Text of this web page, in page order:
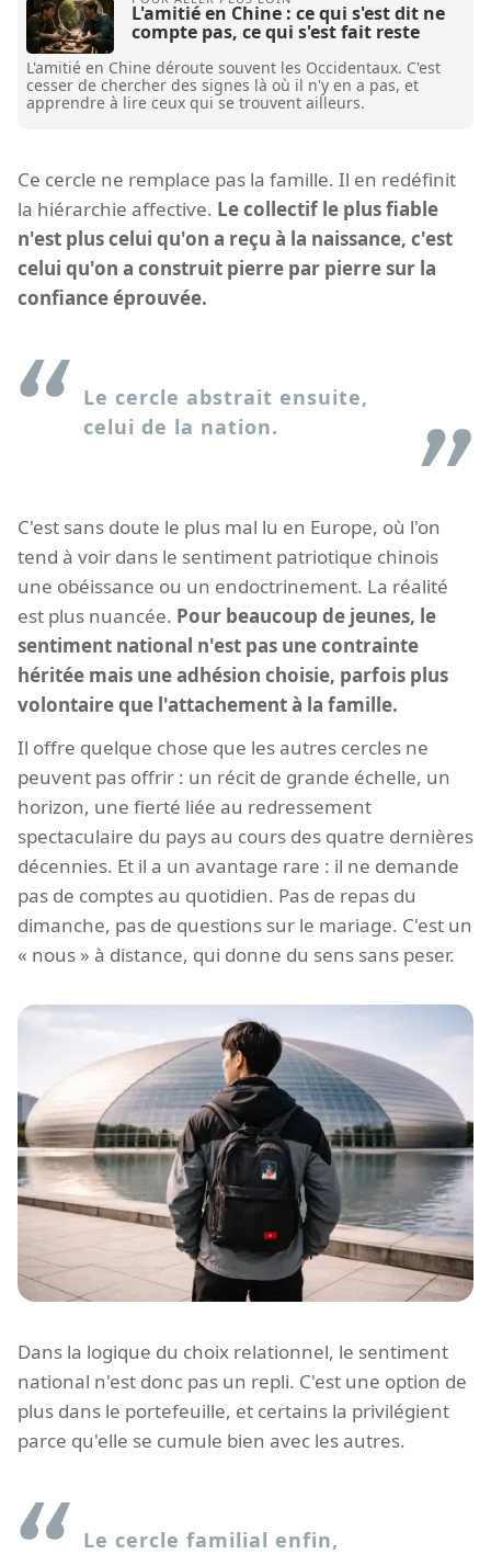
L'amitié en Chine : ce qui s'est dit ne
compte pas, ce qui s'est fait reste
L'amitié en Chine déroute souvent les Occidentaux. C'est
cesser de chercher des signes là où il n'y en a pas, et
apprendre à lire ceux qui se trouvent ailleurs.
Ce cercle ne remplace pas la famille. Il en redéfinit
la hiérarchie affective. Le collectif le plus fiable
n'est plus celui qu'on a reçu à la naissance, c'est
celui qu'on a construit pierre par pierre sur la
confiance éprouvée.
Le cercle abstrait ensuite,
celui de la nation.
C'est sans doute le plus mal lu en Europe, où l'on
tend à voir dans le sentiment patriotique chinois
une obéissance ou un endoctrinement. La réalité
est plus nuancée. Pour beaucoup de jeunes, le
sentiment national n'est pas une contrainte
héritée mais une adhésion choisie, parfois plus
volontaire que l'attachement à la famille.
Il offre quelque chose que les autres cercles ne
peuvent pas offrir : un récit de grande échelle, un
horizon, une fierté liée au redressement
spectaculaire du pays au cours des quatre dernières
décennies. Et il a un avantage rare : il ne demande
pas de comptes au quotidien. Pas de repas du
dimanche, pas de questions sur le mariage. C'est un
« nous » à distance, qui donne du sens sans peser.
Dans la logique du choix relationnel, le sentiment
national n'est donc pas un repli. C'est une option de
plus dans le portefeuille, et certains la privilégient
parce qu'elle se cumule bien avec les autres.
Le cercle familial enfin,